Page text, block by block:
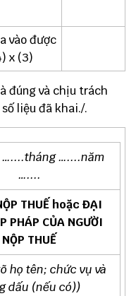
vào được
x (3)
đúng và chịu trách
liệu đã khai./.
…....tháng …....năm
…....
THUẾ hoặcĐẠI
PHÁP CỦA NGƯỜI
NỘP THUẾ
họ tên; chức vụ và
dấu (nếu có))